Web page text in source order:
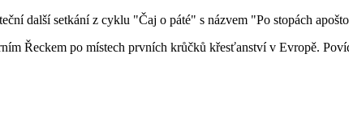
další setkání z cyklu "Čaj o páté" s názvem "Po stopách
Řeckem po místech prvních krůčků křesťanství v Evropě.